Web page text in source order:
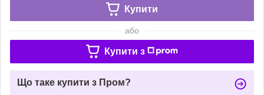
Купити
або
Купити з
Що таке купити з Пром?